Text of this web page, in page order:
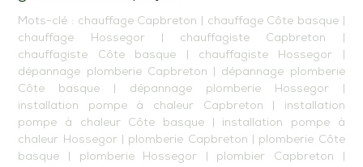
Mots-clé : chauffage Capbreton chauffage Côte basque|
chauffage Hossegor| chauffagiste Capbreton
chauffagiste Côte basque
chauffagiste Hossegor
dépannage plomberie Capbreton
dépannage plomberie
Côte basque
dépannage plomberie Hossegor|
installation pompe à chaleur Capbreton
installation
pompe à chaleur Côte basque
installation pompe à
chaleur Hossegor| plomberie Capbreton
plomberie Côte
basque
plomberie Hossegor plombier Capbreton